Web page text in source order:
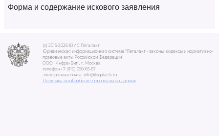
Форма и содержание искового заявления
(c) 2015-2026 ЮИС Легалакт
Юридическая информационная система "Легалакт - законы, кодексы и нормативно-
правовые акты Российской Федерации"
ООО "Инфра-Бит", г. Москва.
телефон +7 (910) 050-65-67
электронная почта: info@legalacts.ru
Политика по обработке персональных данных